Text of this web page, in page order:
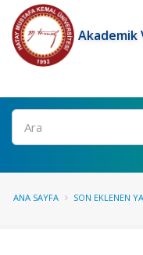
Akademik
Ara
ANA SAYFA SON EKLENEN